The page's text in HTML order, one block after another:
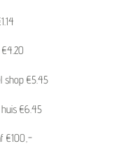
shop €5.45
€6.45
€100,-